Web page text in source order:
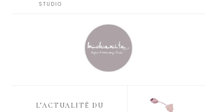
STUDIO
L’ACTUALITÉ DU